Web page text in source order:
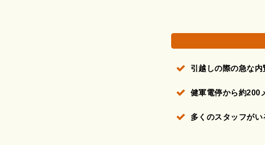
引越しの際の急な内
健軍電停から約200
多くのスタッフがい